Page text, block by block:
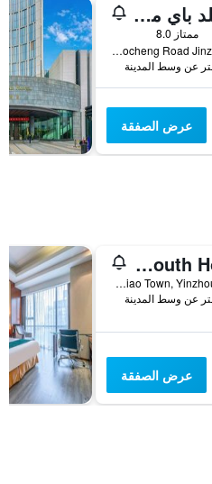
فيرفيلد باي ماريوت نينجبو يينتشو
ممتاز 8.0
655 Maocheng Road Jinzhou, نينغبو, الصين
عرض الصفقة
Ningbo 238 International Youth Hostel
No. 13 Lane 22 Liangzhu Road, Gaoqiao Town, Yinzhou District, نينغبو, الصين
عرض الصفقة